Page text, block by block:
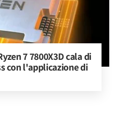
7 7800X3D cala di
con l'applicazione di